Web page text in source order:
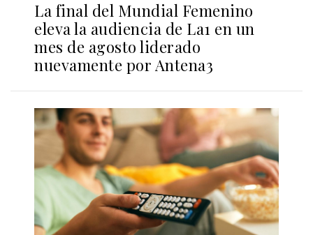
La final del Mundial Femenino
eleva la audiencia de La1 en un
mes de agosto liderado
nuevamente por Antena3